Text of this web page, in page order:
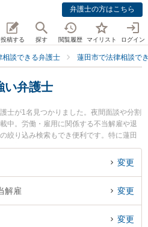
弁護士の方はこちら
投稿する 探す 閲覧履歴 マイリスト ログイン
相談できる弁護士 蓮田市で法律相談で
い弁護士
士が1名見つかりました。夜間面談や分割
中。労働・雇用に関係する不当解雇や退
絞り込み検索もでき便利です。特に蓮田
プロフィール情報や弁護士費用、強みな
日や夜間に発生した不当解雇のトラブル
困りの相談者さんにおすすめです。
変更
解雇 変更
変更